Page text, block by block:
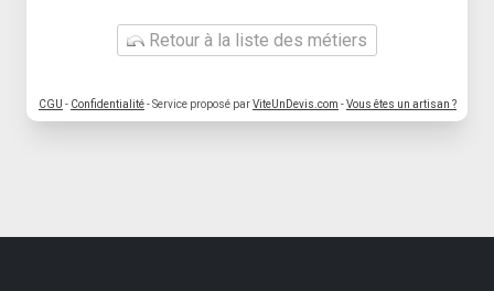
Retour à la liste des métiers
CGU - Confidentialité- Service proposé parViteUnDevis.com -Vous êtes un artisan ?